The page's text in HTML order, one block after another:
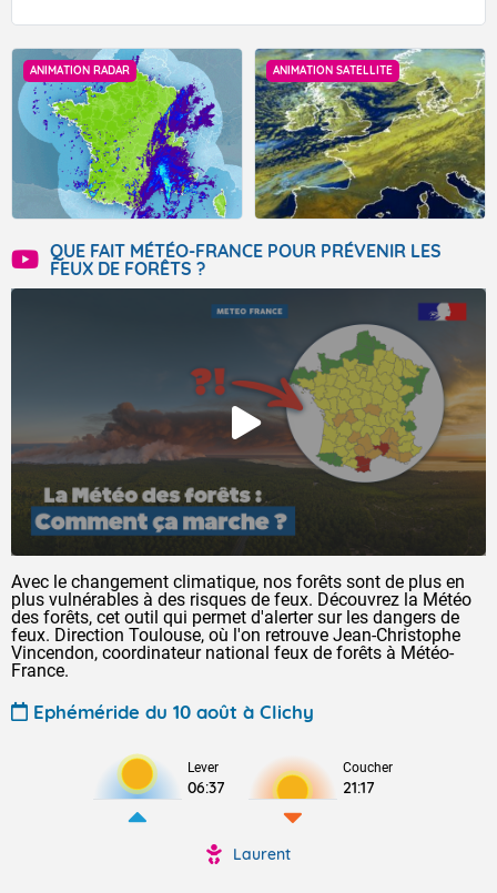
ANIMATION RADAR ANIMATION SATELLITE
QUE FAIT MÉTÉO-FRANCE POUR PRÉVENIR LES
FEUX DE FORÊTS ?
Avec le changement climatique, nos forêts sont de plus en
plus vulnérables à des risques de feux. Découvrez la Météo
des forêts, cet outil qui permet d'alerter sur les dangers de
feux. Direction Toulouse, où l'on retrouve Jean-Christophe
Vincendon, coordinateur national feux de forêts à Météo-
France.
Ephéméride du 10 août à Clichy
Lever
06:37
Coucher
21:17
Laurent